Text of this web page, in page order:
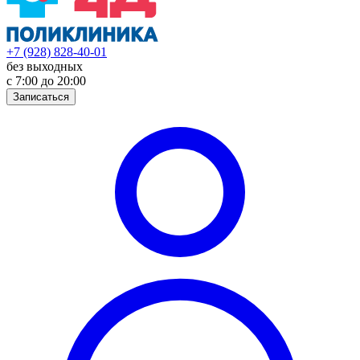
+7 (928) 828-40-01
без выходных
с 7:00 до 20:00
Записаться